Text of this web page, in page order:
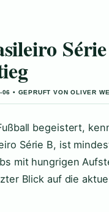
• GEPRUFT VON OLIVER
begeistert,
Série B, ist
mit hungrigen
Blick auf die